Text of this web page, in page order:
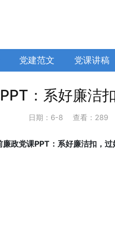
党建范文 党课讲稿
：系好廉洁
日期： 6-8 查看：289
廉政党课PPT：系好廉洁扣，